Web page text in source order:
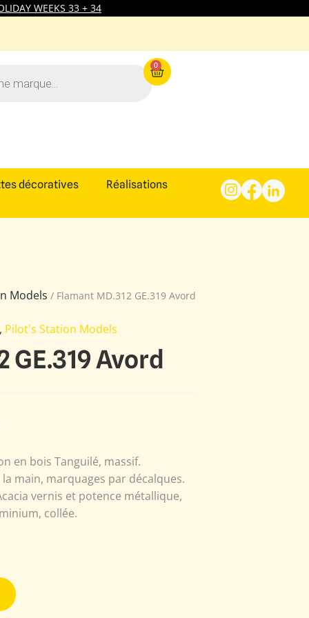
WEEKS 33 + 34
0
décoratives Réalisations
Models / Flamant MD.312 GE.319 Avord
, Pilot's Station Models
GE.319 Avord
en bois Tanguilé, massif.
main, marquages par décalques.
vernis et potence métallique,
collée.